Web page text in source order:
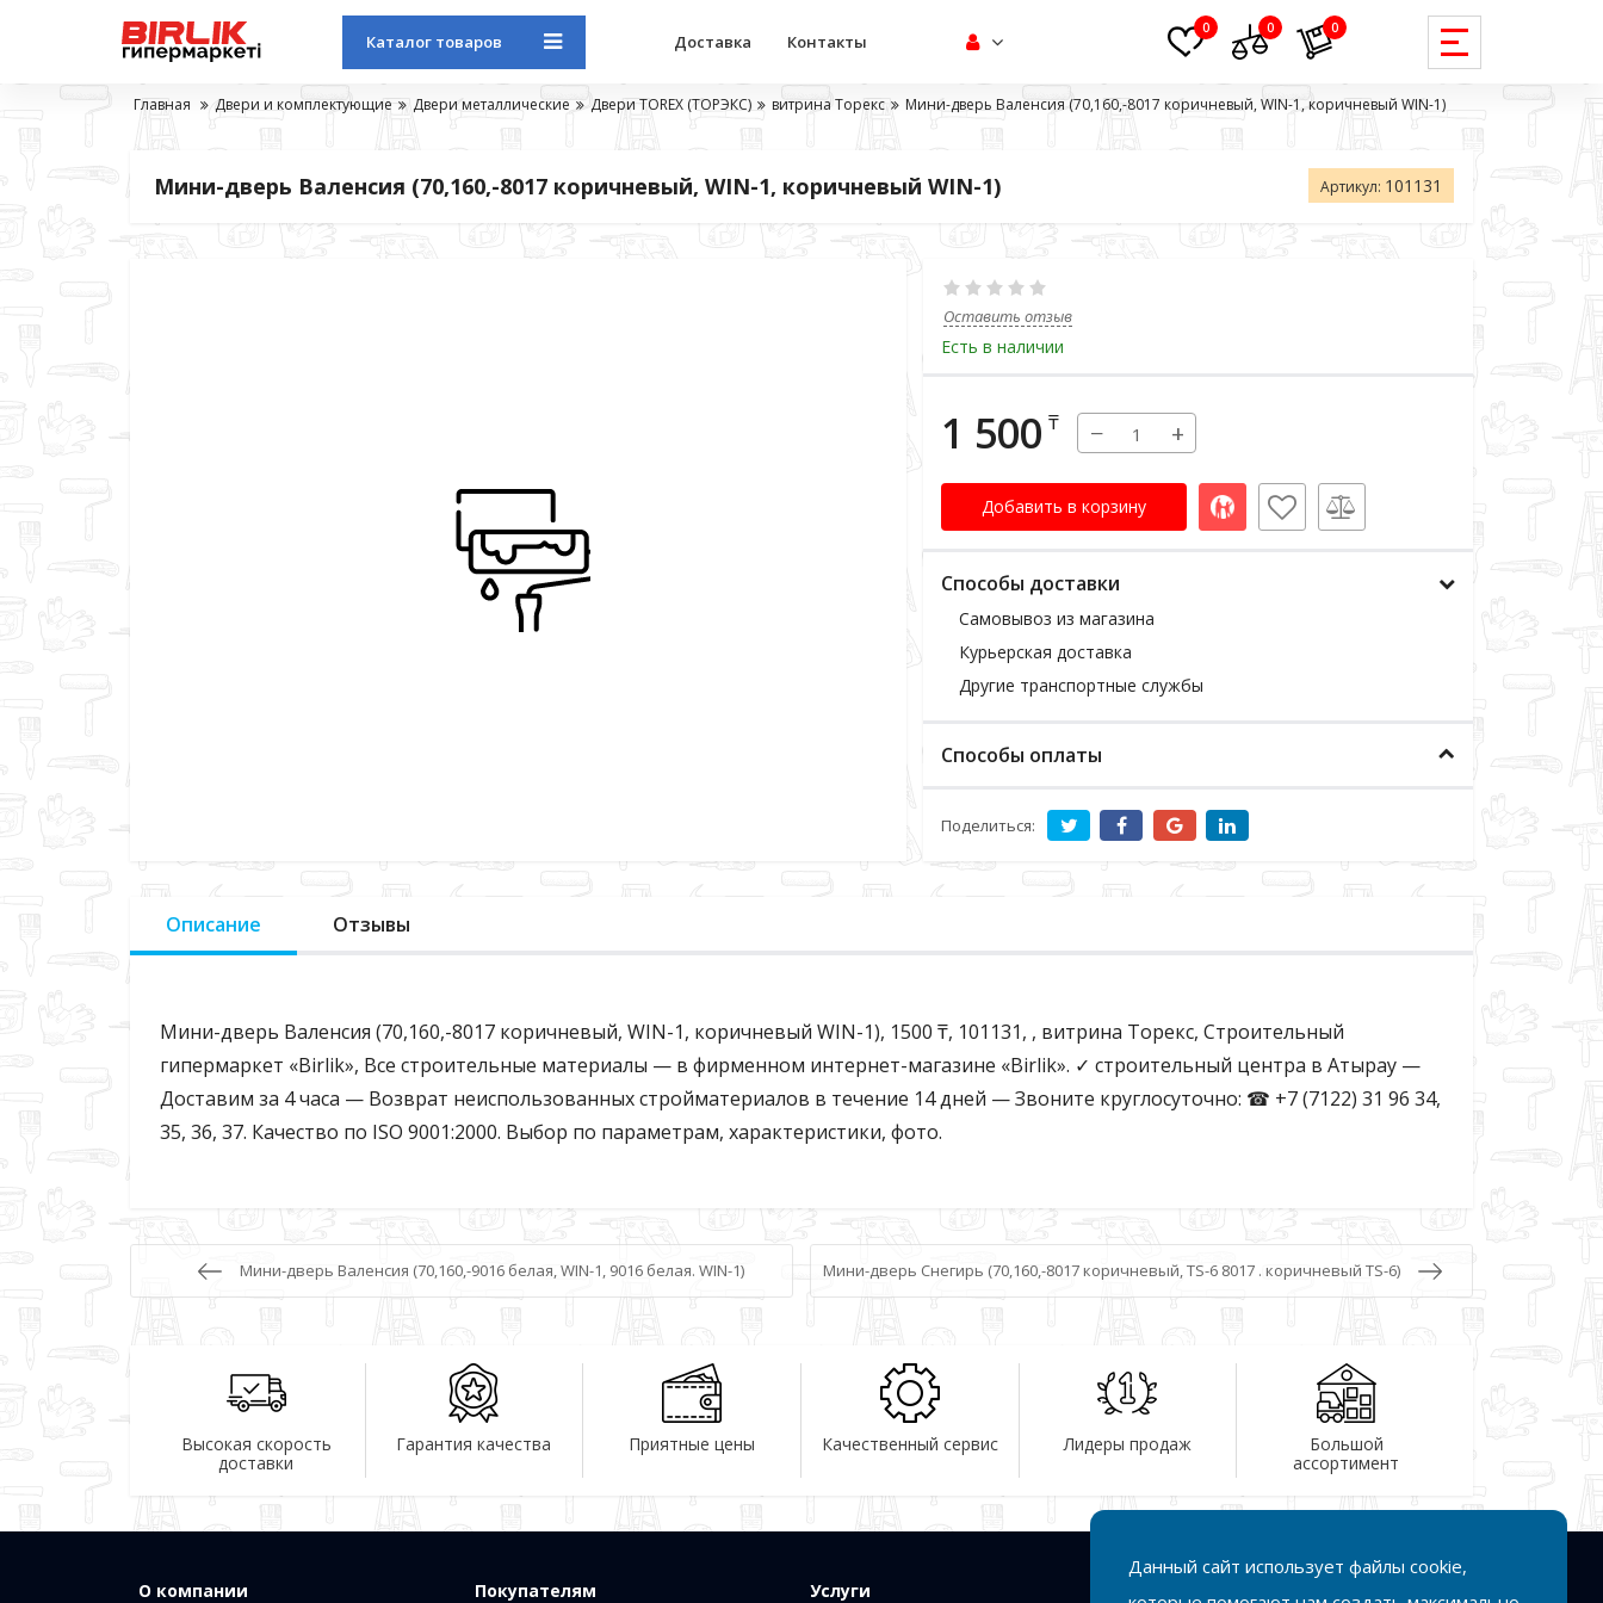
Каталог товаров Доставка Контакты
0 0 0
Главная Двери и комплектующие Двери металлические Двери TOREX (ТОРЭКС) витрина Торекс Мини-дверь Валенсия (70,160,-8017 коричневый, WIN-1, коричневый WIN-1)
Мини-дверь Валенсия (70,160,-8017 коричневый, WIN-1, коричневый WIN-1) Артикул: 101131
Оставить отзыв
Есть в наличии
1 500 ₸ − +
Добавить в корзину
Способы доставки
Самовывоз из магазина
Курьерская доставка
Другие транспортные службы
Способы оплаты
Поделиться:
Описание Отзывы
Мини-дверь Валенсия (70,160,-8017 коричневый, WIN-1, коричневый WIN-1), 1500 ₸, 101131, , витрина Торекс, Строительный
гипермаркет «Birlik», Все строительные материалы — в фирменном интернет-магазине «Birlik». ✓ строительный центра в Атырау —
Доставим за 4 часа — Возврат неиспользованных стройматериалов в течение 14 дней — Звоните круглосуточно: ☎ +7 (7122) 31 96 34,
35, 36, 37. Качество по ISO 9001:2000. Выбор по параметрам, характеристики, фото.
Мини-дверь Валенсия (70,160,-9016 белая, WIN-1, 9016 белая. WIN-1) Мини-дверь Снегирь (70,160,-8017 коричневый, ТS-6 8017 . коричневый TS-6)
Высокая скорость
доставки
Гарантия качества Приятные цены Качественный сервис Лидеры продаж
Большой
ассортимент
О компании Покупателям Услуги
Данный сайт использует файлы cookie,